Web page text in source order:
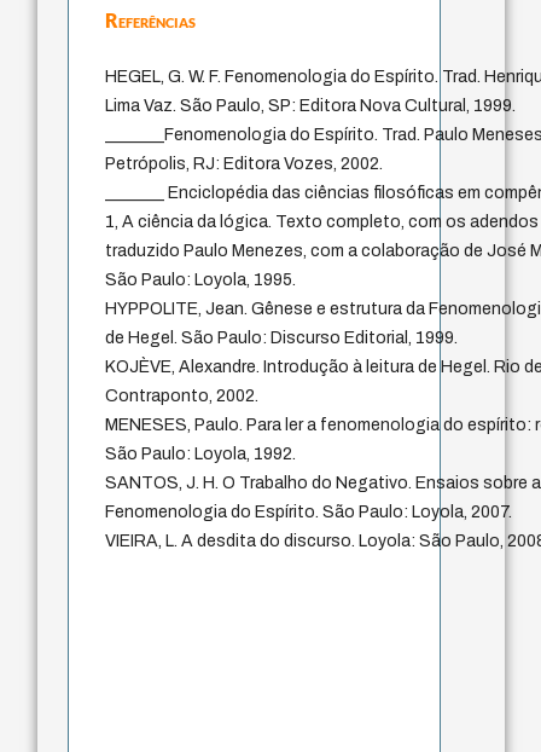
Referências
HEGEL, G. W. F. Fenomenologia do Espírito. Trad.
Lima Vaz. São Paulo, SP: Editora Nova Cultural, 1999.
_______Fenomenologia do Espírito. Trad. Paulo
Petrópolis, RJ: Editora Vozes, 2002.
_______ Enciclopédia das ciências filosóficas em
1, A ciência da lógica. Texto completo, com os
traduzido Paulo Menezes, com a colaboração de José
São Paulo: Loyola, 1995.
HYPPOLITE, Jean. Gênese e estrutura da
de Hegel. São Paulo: Discurso Editorial, 1999.
KOJÈVE, Alexandre. Introdução à leitura de Hegel. Rio
Contraponto, 2002.
MENESES, Paulo. Para ler a fenomenologia do espírito:
São Paulo: Loyola, 1992.
SANTOS, J. H. O Trabalho do Negativo. Ensaios sobre a
Fenomenologia do Espírito. São Paulo: Loyola, 2007.
VIEIRA, L. A desdita do discurso. Loyola: São Paulo,